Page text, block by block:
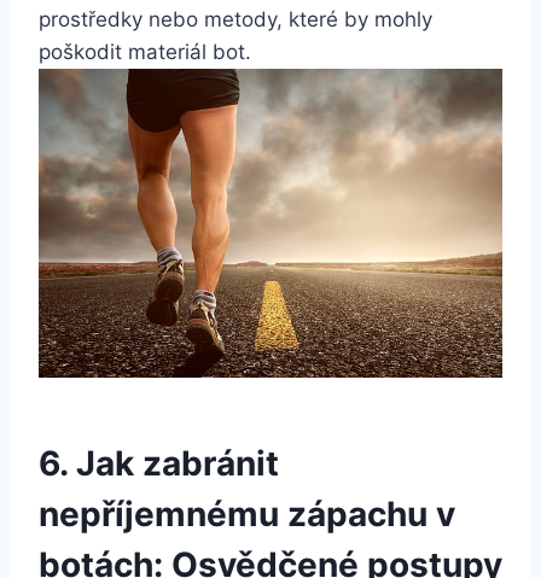
⁤prostředky nebo metody, které ⁢by mohly
poškodit materiál bot.
6. ⁤Jak zabránit⁢
nepříjemnému zápachu v
botách: Osvědčené postupy